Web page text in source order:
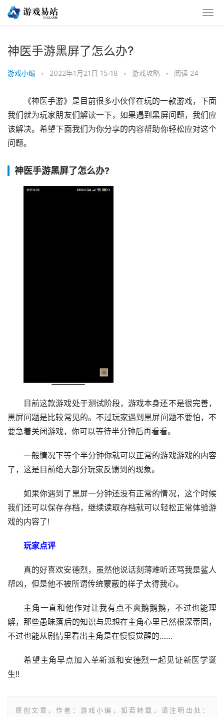
神医手游黑屏了怎么办?
游戏小编 • 2022年1月21日 15:18 • 游戏攻略 • 阅读 24
《神医手游》是目前很多小伙伴在玩的一款游戏，下面
我们就为玩家朋友们解读一下，如果遇到黑屏问题，我们应
该解决。希望下面我们为你分享的内容帮助你轻松应对这个
问题。
神医手游黑屏了怎么办?
目前这款游戏处于测试阶段，游戏本身还不是很完善，
黑屏问题是比较常见的。不过玩家遇到黑屏问题不要怕，不
要急着关闭游戏，你可以等待半分钟后再看看。
一般情况下等个半分钟你就可以正常的游戏游戏的内容
了，这是目前绝大部分玩家反馈到的现象。
如果你遇到了黑屏一分钟还没有正常的情况，这个时候
我们还可以保存存档，继续读取存档就可以轻松正常体验游
戏的内容了!
玩家点评
真的好喜欢安德烈，虽然他说话刻薄难听还骂我是鲨人
帮凶，但是他不被所谓传统蒙蔽的样子太得我心。
主角一直和他作对让我有点不爽鹅鹅鹅，不过也能理
解，那些愚昧落后的知识与思想在主角心里已然根深蒂固，
不过也能从剧情里看出主角是在慢慢觉醒的……
希望主角早点加入革新派和安德烈一起见证新医学诞
生!!
原创文章，作者：游戏小编，如若转载，请注明出处：